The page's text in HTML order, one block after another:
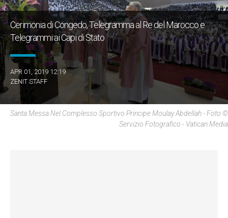
Cerimonia di Congedo, Telegramma al Re del Marocco e
Telegrammi ai Capi di Stato
APR 01, 2019 12:19
ZENIT STAFF
Santa Messa Nel Complesso Sportivo Principe Moulay Abdellah - Foto ©
Servizio Fotografico - Vatican Media